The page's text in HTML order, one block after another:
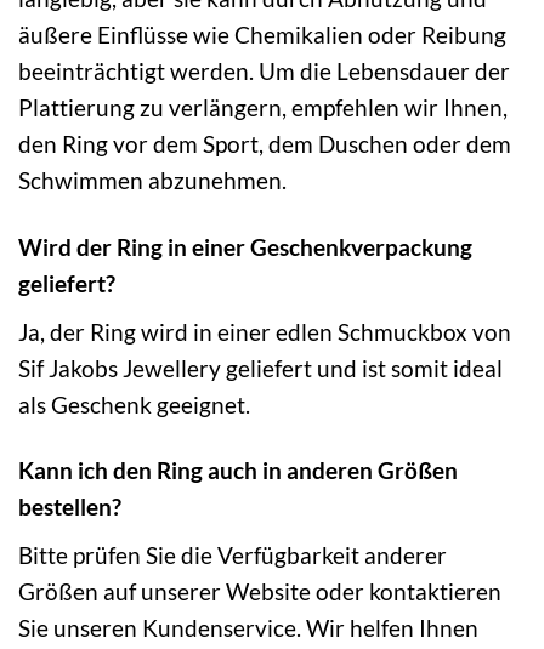
äußere Einflüsse wie Chemikalien oder Reibung
beeinträchtigt werden. Um die Lebensdauer der
Plattierung zu verlängern, empfehlen wir Ihnen,
den Ring vor dem Sport, dem Duschen oder dem
Schwimmen abzunehmen.
Wird der Ring in einer Geschenkverpackung
geliefert?
Ja, der Ring wird in einer edlen Schmuckbox von
Sif Jakobs Jewellery geliefert und ist somit ideal
als Geschenk geeignet.
Kann ich den Ring auch in anderen Größen
bestellen?
Bitte prüfen Sie die Verfügbarkeit anderer
Größen auf unserer Website oder kontaktieren
Sie unseren Kundenservice. Wir helfen Ihnen